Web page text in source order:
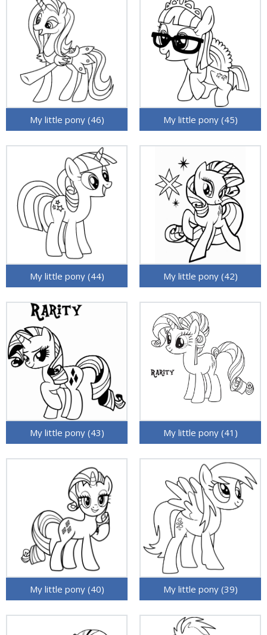
My little pony (46) My little pony (45)
My little pony (44) My little pony (42)
My little pony (43) My little pony (41)
My little pony (40) My little pony (39)